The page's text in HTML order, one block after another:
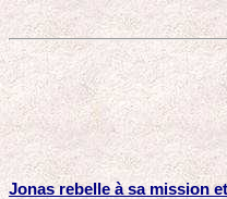
Jonas rebelle à sa mission